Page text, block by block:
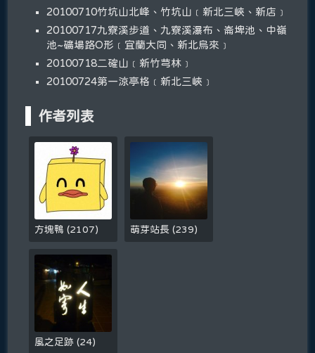
20100710竹坑山北峰、竹坑山﹝新北三峽、新店﹞
20100717九寮溪步道、九寮溪瀑布、崙埤池、中嶺
池~礦場路O形﹝宜蘭大同、新北烏來﹞
20100718二確山﹝新竹芎林﹞
20100724第一涼亭格﹝新北三峽﹞
作者列表
方塊鴨(2107) 萌芽站長(239)
風之足跡(24)